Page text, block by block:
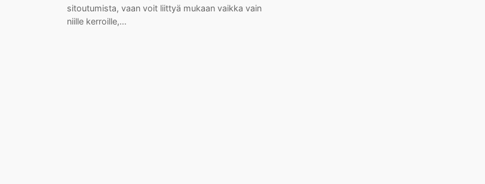
sitoutumista, vaan voit liittyä mukaan vaikka vain
niille kerroille,…